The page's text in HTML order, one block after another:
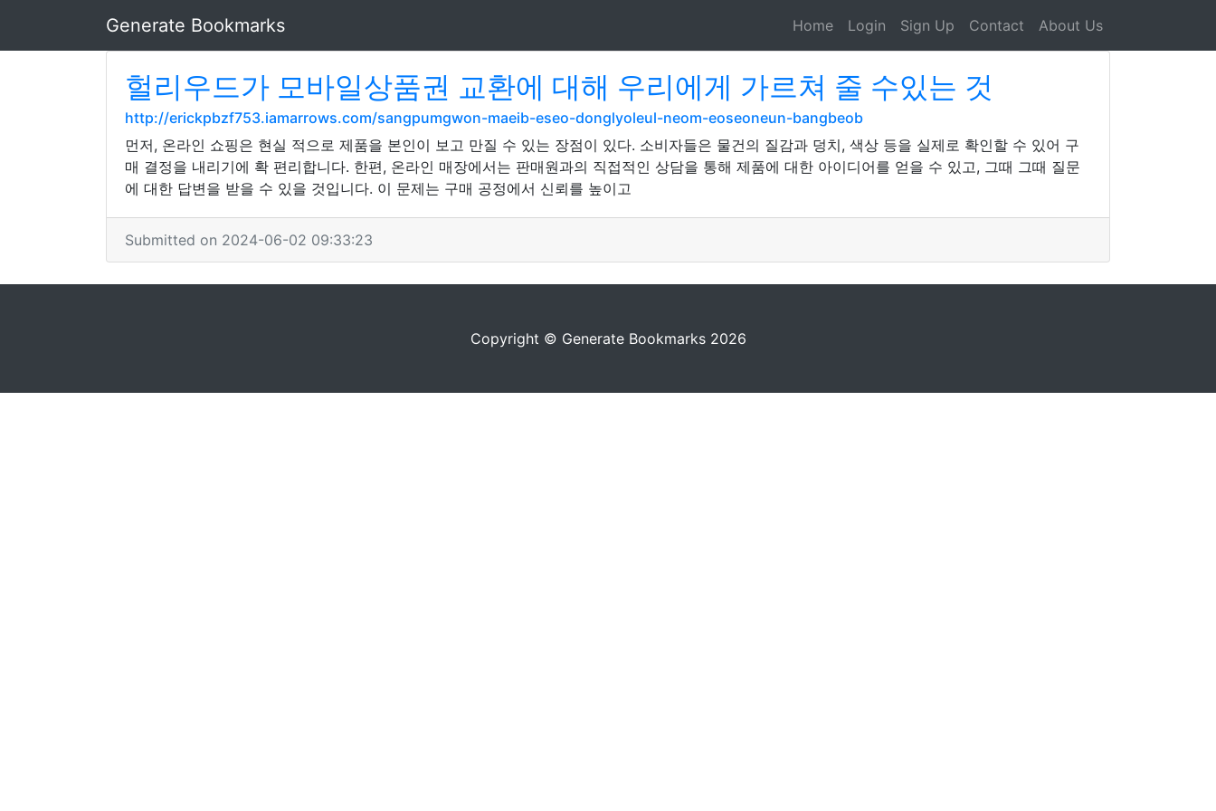
Generate Bookmarks Home Login Sign Up Contact About Us
헐리우드가 모바일상품권 교환에 대해 우리에게 가르쳐 줄 수있는 것
http://erickpbzf753.iamarrows.com/sangpumgwon-maeib-eseo-donglyoleul-neom-eoseoneun-bangbeob
먼저, 온라인 쇼핑은 현실 적으로 제품을 본인이 보고 만질 수 있는 장점이 있다. 소비자들은 물건의 질감과 덩치, 색상 등을 실제로 확인할 수 있어 구
매 결정을 내리기에 확 편리합니다. 한편, 온라인 매장에서는 판매원과의 직접적인 상담을 통해 제품에 대한 아이디어를 얻을 수 있고, 그때 그때 질문
에 대한 답변을 받을 수 있을 것입니다. 이 문제는 구매 공정에서 신뢰를 높이고
Submitted on 2024-06-02 09:33:23
Copyright © Generate Bookmarks 2026